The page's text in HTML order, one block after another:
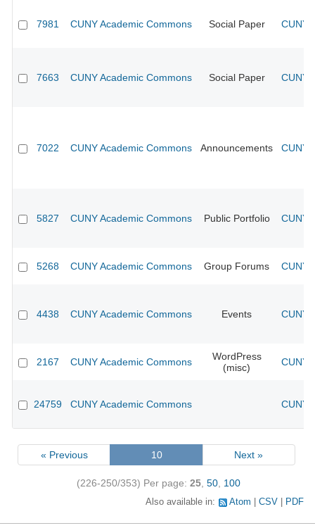
7981 CUNY Academic Commons Social Paper CUNY
7663 CUNY Academic Commons Social Paper CUNY
7022 CUNY Academic Commons Announcements CUNY
5827 CUNY Academic Commons Public Portfolio CUNY
5268 CUNY Academic Commons Group Forums CUNY
4438 CUNY Academic Commons Events CUNY
2167 CUNY Academic Commons
WordPress
(misc)
CUNY
24759 CUNY Academic Commons CUNY
« Previous 10 Next »
(226-250/353) Per page: 25 50 100
Also available in: Atom CSV PDF